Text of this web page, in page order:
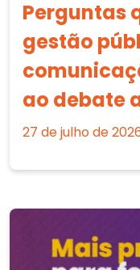
Perguntas
gestão
ao debate
27 de julho de